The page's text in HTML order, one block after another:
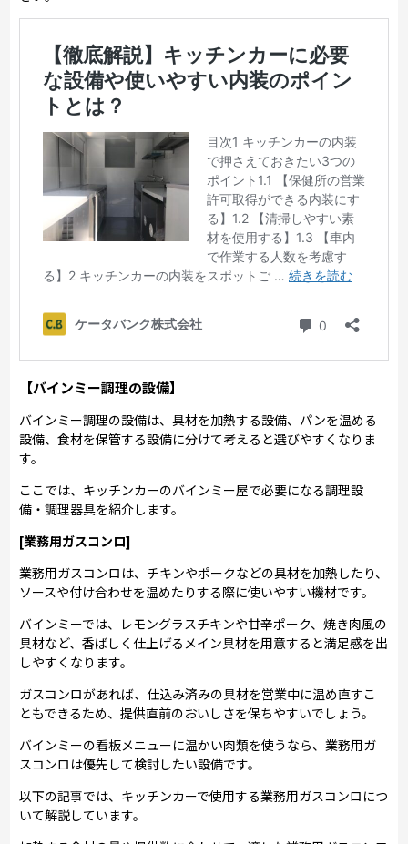
【バインミー調理の設備】
バインミー調理の設備は、具材を加熱する設備、パンを温める
設備、食材を保管する設備に分けて考えると選びやすくなりま
す。
ここでは、キッチンカーのバインミー屋で必要になる調理設
備・調理器具を紹介します。
[業務用ガスコンロ]
業務用ガスコンロは、チキンやポークなどの具材を加熱したり、
ソースや付け合わせを温めたりする際に使いやすい機材です。
バインミーでは、レモングラスチキンや甘辛ポーク、焼き肉風の
具材など、香ばしく仕上げるメイン具材を用意すると満足感を出
しやすくなります。
ガスコンロがあれば、仕込み済みの具材を営業中に温め直すこ
ともできるため、提供直前のおいしさを保ちやすいでしょう。
バインミーの看板メニューに温かい肉類を使うなら、業務用ガ
スコンロは優先して検討したい設備です。
以下の記事では、キッチンカーで使用する業務用ガスコンロにつ
いて解説しています。